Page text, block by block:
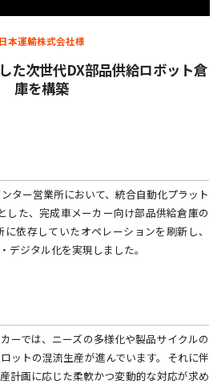
日本運輸株式会社様
た次世代DX部品供給ロボット倉
庫を構築
ター営業所において、統合自動化プラット
した、完成車メーカー向け部品供給倉庫の
依存していたオペレーションを刷新し、
デジタル化を実現しました。
ーでは、ニーズの多様化や製品サイクルの
ットの混流生産が進んでいます。それに伴
計画に応じた柔軟かつ変動的な対応が求め